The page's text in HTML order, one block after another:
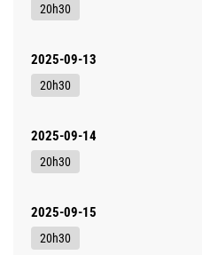
20h30
2025-09-13
20h30
2025-09-14
20h30
2025-09-15
20h30